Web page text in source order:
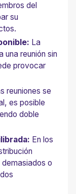
del
su
La
una reunión sin
provocar
reuniones se
es posible
doble
En los
o